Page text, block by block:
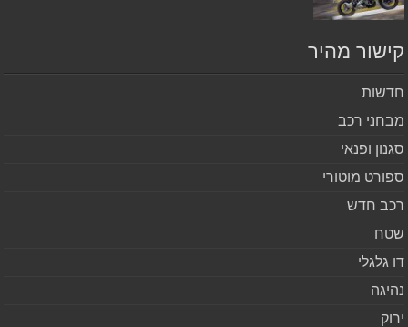
מהיר
רכב
ופנאי
מוטורי
חדש
גלגלי